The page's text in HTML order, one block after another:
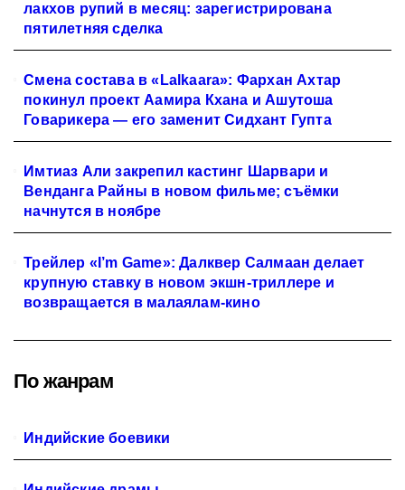
лакхов рупий в месяц: зарегистрирована
пятилетняя сделка
Смена состава в «Lalkaara»: Фархан Ахтар
покинул проект Аамира Кхана и Ашутоша
Говарикера — его заменит Сидхант Гупта
Имтиаз Али закрепил кастинг Шарвари и
Венданга Райны в новом фильме; съёмки
начнутся в ноябре
Трейлер «I’m Game»: Далквер Салмаан делает
крупную ставку в новом экшн-триллере и
возвращается в малаялам-кино
По жанрам
Индийские боевики